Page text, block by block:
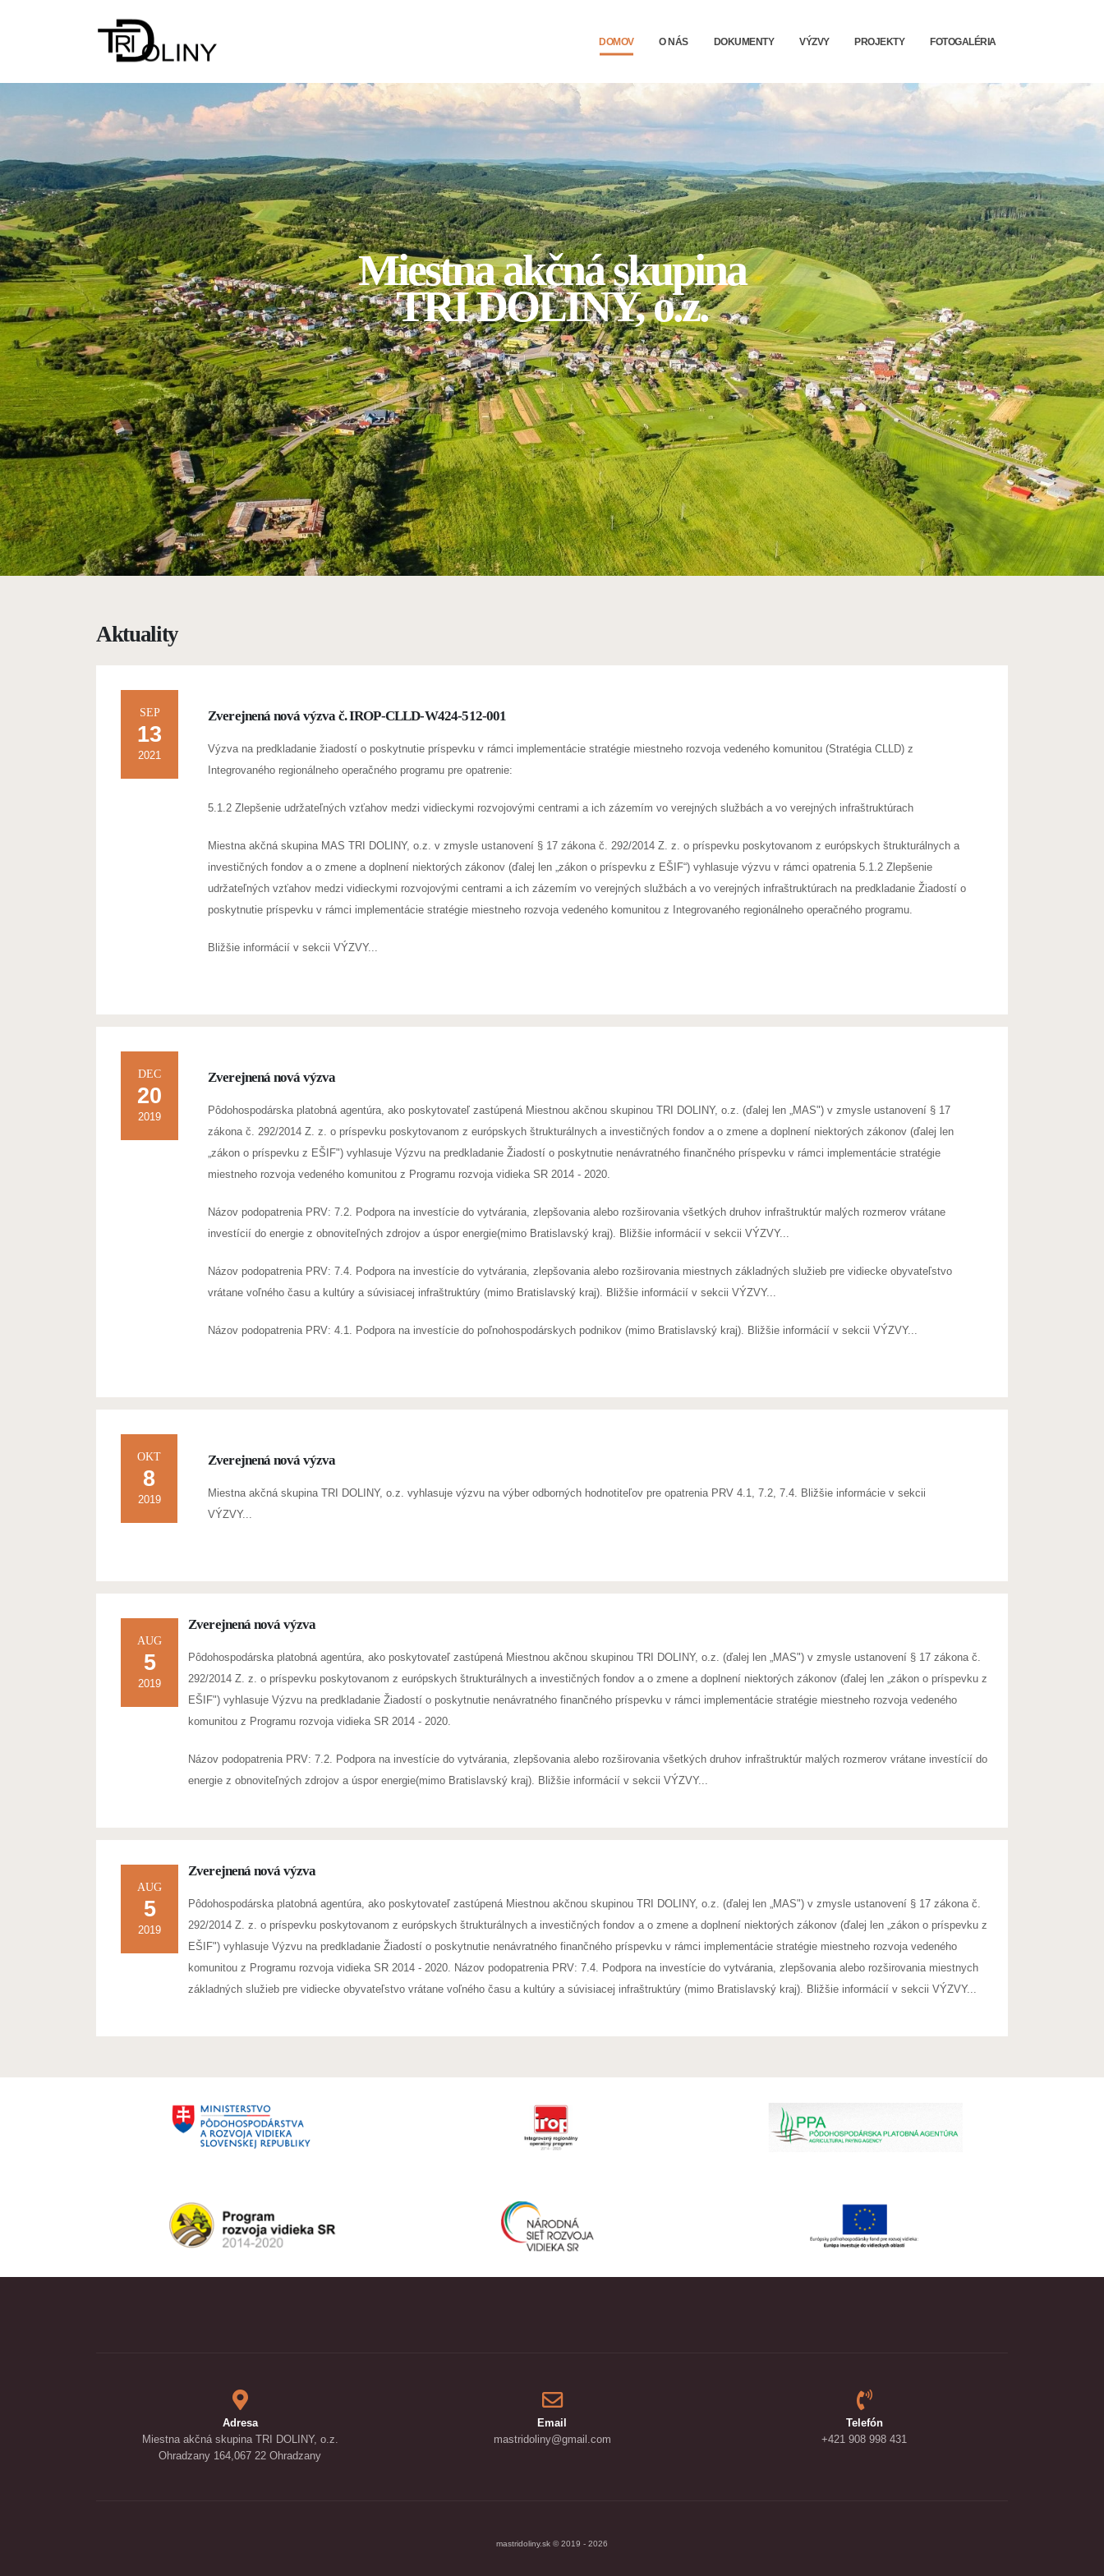
DOMOV O NÁS DOKUMENTY VÝZVY PROJEKTY FOTOGALÉRIA
Miestna akčná skupina
TRI DOLINY, o.z.
Aktuality
SEP
13
2021
Zverejnená nová výzva č. IROP-CLLD-W424-512-001
Výzva na predkladanie žiadostí o poskytnutie príspevku v rámci implementácie stratégie miestneho rozvoja vedeného komunitou (Stratégia CLLD) z
Integrovaného regionálneho operačného programu pre opatrenie:
5.1.2 Zlepšenie udržateľných vzťahov medzi vidieckymi rozvojovými centrami a ich zázemím vo verejných službách a vo verejných infraštruktúrach
Miestna akčná skupina MAS TRI DOLINY, o.z. v zmysle ustanovení § 17 zákona č. 292/2014 Z. z. o príspevku poskytovanom z európskych štrukturálnych a
investičných fondov a o zmene a doplnení niektorých zákonov (ďalej len „zákon o príspevku z EŠIF“) vyhlasuje výzvu v rámci opatrenia 5.1.2 Zlepšenie
udržateľných vzťahov medzi vidieckymi rozvojovými centrami a ich zázemím vo verejných službách a vo verejných infraštruktúrach na predkladanie Žiadostí o
poskytnutie príspevku v rámci implementácie stratégie miestneho rozvoja vedeného komunitou z Integrovaného regionálneho operačného programu.
Bližšie informácií v sekcii VÝZVY...
DEC
20
2019
Zverejnená nová výzva
Pôdohospodárska platobná agentúra, ako poskytovateľ zastúpená Miestnou akčnou skupinou TRI DOLINY, o.z. (ďalej len „MAS") v zmysle ustanovení § 17
zákona č. 292/2014 Z. z. o príspevku poskytovanom z európskych štrukturálnych a investičných fondov a o zmene a doplnení niektorých zákonov (ďalej len
„zákon o príspevku z EŠIF") vyhlasuje Výzvu na predkladanie Žiadostí o poskytnutie nenávratného finančného príspevku v rámci implementácie stratégie
miestneho rozvoja vedeného komunitou z Programu rozvoja vidieka SR 2014 - 2020.
Názov podopatrenia PRV: 7.2. Podpora na investície do vytvárania, zlepšovania alebo rozširovania všetkých druhov infraštruktúr malých rozmerov vrátane
investícií do energie z obnoviteľných zdrojov a úspor energie(mimo Bratislavský kraj). Bližšie informácií v sekcii VÝZVY...
Názov podopatrenia PRV: 7.4. Podpora na investície do vytvárania, zlepšovania alebo rozširovania miestnych základných služieb pre vidiecke obyvateľstvo
vrátane voľného času a kultúry a súvisiacej infraštruktúry (mimo Bratislavský kraj). Bližšie informácií v sekcii VÝZVY...
Názov podopatrenia PRV: 4.1. Podpora na investície do poľnohospodárskych podnikov (mimo Bratislavský kraj). Bližšie informácií v sekcii VÝZVY...
OKT
8
2019
Zverejnená nová výzva
Miestna akčná skupina TRI DOLINY, o.z. vyhlasuje výzvu na výber odborných hodnotiteľov pre opatrenia PRV 4.1, 7.2, 7.4. Bližšie informácie v sekcii
VÝZVY...
AUG
5
2019
Zverejnená nová výzva
Pôdohospodárska platobná agentúra, ako poskytovateľ zastúpená Miestnou akčnou skupinou TRI DOLINY, o.z. (ďalej len „MAS") v zmysle ustanovení § 17 zákona č.
292/2014 Z. z. o príspevku poskytovanom z európskych štrukturálnych a investičných fondov a o zmene a doplnení niektorých zákonov (ďalej len „zákon o príspevku z
EŠIF") vyhlasuje Výzvu na predkladanie Žiadostí o poskytnutie nenávratného finančného príspevku v rámci implementácie stratégie miestneho rozvoja vedeného
komunitou z Programu rozvoja vidieka SR 2014 - 2020.
Názov podopatrenia PRV: 7.2. Podpora na investície do vytvárania, zlepšovania alebo rozširovania všetkých druhov infraštruktúr malých rozmerov vrátane investícií do
energie z obnoviteľných zdrojov a úspor energie(mimo Bratislavský kraj). Bližšie informácií v sekcii VÝZVY...
AUG
5
2019
Zverejnená nová výzva
Pôdohospodárska platobná agentúra, ako poskytovateľ zastúpená Miestnou akčnou skupinou TRI DOLINY, o.z. (ďalej len „MAS") v zmysle ustanovení § 17 zákona č.
292/2014 Z. z. o príspevku poskytovanom z európskych štrukturálnych a investičných fondov a o zmene a doplnení niektorých zákonov (ďalej len „zákon o príspevku z
EŠIF") vyhlasuje Výzvu na predkladanie Žiadostí o poskytnutie nenávratného finančného príspevku v rámci implementácie stratégie miestneho rozvoja vedeného
komunitou z Programu rozvoja vidieka SR 2014 - 2020. Názov podopatrenia PRV: 7.4. Podpora na investície do vytvárania, zlepšovania alebo rozširovania miestnych
základných služieb pre vidiecke obyvateľstvo vrátane voľného času a kultúry a súvisiacej infraštruktúry (mimo Bratislavský kraj). Bližšie informácií v sekcii VÝZVY...
Adresa
Miestna akčná skupina TRI DOLINY, o.z.
Ohradzany 164,067 22 Ohradzany
Email
mastridoliny@gmail.com
Telefón
+421 908 998 431
mastridoliny.sk © 2019 - 2026